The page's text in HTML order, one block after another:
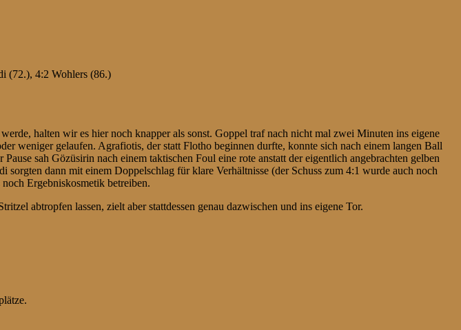
(72.), 4:2 Wohlers (86.)
halten wir es hier noch knapper als sonst. Goppel traf nach nicht mal zwei Minuten ins eigene
weniger gelaufen. Agrafiotis, der statt Flotho beginnen durfte, konnte sich nach einem langen Ball
sah Gözüsirin nach einem taktischen Foul eine rote anstatt der eigentlich angebrachten gelben
dann mit einem Doppelschlag für klare Verhältnisse (der Schuss zum 4:1 wurde auch noch
Ergebniskosmetik betreiben.
abtropfen lassen, zielt aber stattdessen genau dazwischen und ins eigene Tor.